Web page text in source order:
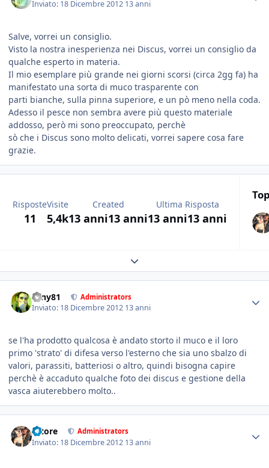
Inviato: 18 Dicembre 2012 13 anni
Salve, vorrei un consiglio.
Visto la nostra inesperienza nei Discus, vorrei un consiglio da
qualche esperto in materia.
Il mio esemplare più grande nei giorni scorsi (circa 2gg fa) ha
manifestato una sorta di muco trasparente con
parti bianche, sulla pinna superiore, e un pò meno nella coda.
Adesso il pesce non sembra avere più questo materiale
addosso, però mi sono preoccupato, perchè
sò che i Discus sono molto delicati, vorrei sapere cosa fare
grazie.
Risposte
11
Visite
5,4k
Created
13 anni13 anni
Ultima Risposta
13 anni13 anni
Expand topic overview
tony81 Administrators
Inviato: 18 Dicembre 2012 13 anni
se l'ha prodotto qualcosa è andato storto il muco e il loro
primo 'strato' di difesa verso l'esterno che sia uno sbalzo di
valori, parassiti, batteriosi o altro, quindi bisogna capire
perchè è accaduto qualche foto dei discus e gestione della
vasca aiuterebbero molto..
tatore Administrators
Inviato: 18 Dicembre 2012 13 anni